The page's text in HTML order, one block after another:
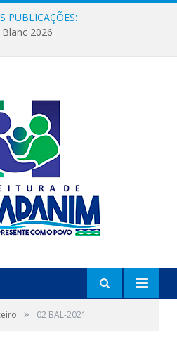
PUBLICAÇÕES:
2026
» 02 BAL-2021